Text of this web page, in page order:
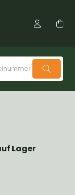
Lager